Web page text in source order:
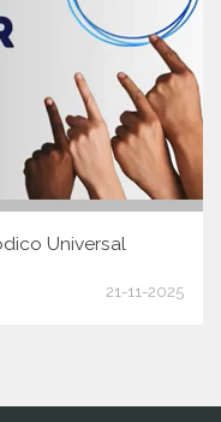
Universal
21-11-2025